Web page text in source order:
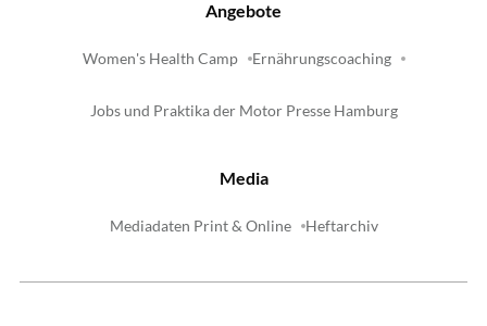
Angebote
Women's Health Camp Ernährungscoaching
Jobs und Praktika der Motor Presse Hamburg
Media
Mediadaten Print & Online Heftarchiv